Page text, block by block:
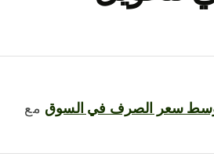
​​سعر الصرف في السوق مع